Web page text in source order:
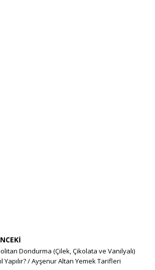
Dondurma (Çilek, Çikolata ve Vanilyalı)
Yapılır? / Ayşenur Altan Yemek Tarifleri